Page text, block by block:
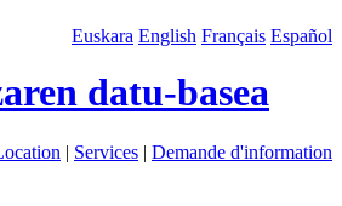
Euskara English Français Español
datu-basea
| Services | Demande d'information